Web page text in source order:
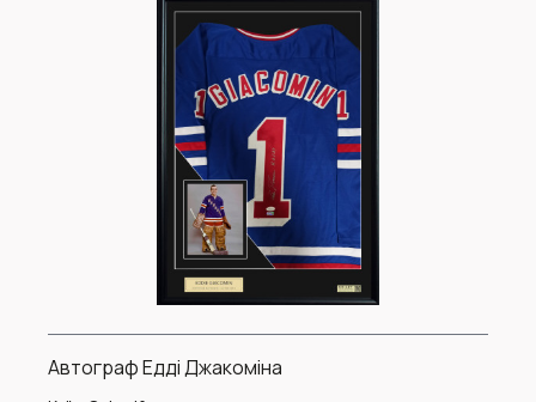
Автограф Едді Джакоміна